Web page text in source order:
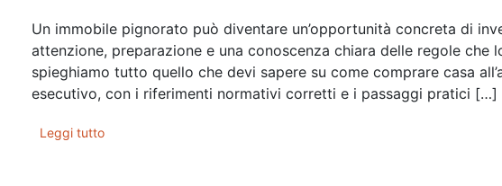
Un immobile pignorato può diventare un’opportunità concreta di
attenzione, preparazione e una conoscenza chiara delle regole che
spieghiamo tutto quello che devi sapere su come comprare casa
esecutivo, con i riferimenti normativi corretti e i passaggi pratici […]
Leggi tutto